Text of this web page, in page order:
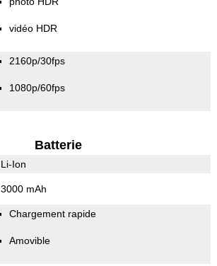
vidéo HDR
2160p/30fps
1080p/60fps
Batterie
Li-Ion
3000 mAh
Chargement rapide
Amovible